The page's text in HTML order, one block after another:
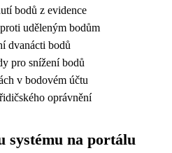
bodů z evidence
uděleným bodům
dvanácti bodů
pro snížení bodů
v bodovém účtu
oprávnění
systému na portálu